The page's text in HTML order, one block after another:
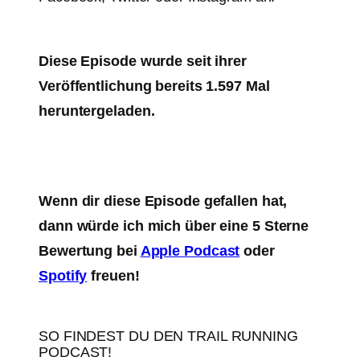
Diese Episode wurde seit ihrer
Veröffentlichung bereits 1.597 Mal
heruntergeladen.
Wenn dir diese Episode gefallen hat,
dann würde ich mich über eine 5 Sterne
Bewertung bei Apple Podcast oder
Spotify freuen!
SO FINDEST DU DEN TRAIL RUNNING
PODCAST!